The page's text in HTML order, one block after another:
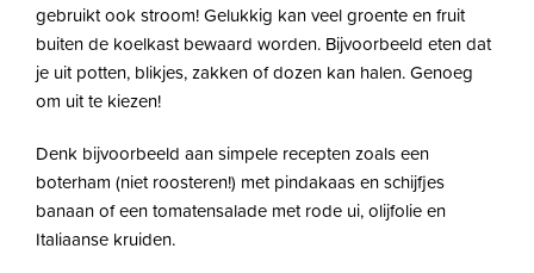
gebruikt ook stroom! Gelukkig kan veel groente en fruit
buiten de koelkast bewaard worden. Bijvoorbeeld eten dat
je uit potten, blikjes, zakken of dozen kan halen. Genoeg
om uit te kiezen!
Denk bijvoorbeeld aan simpele recepten zoals een
boterham (niet roosteren!) met pindakaas en schijfjes
banaan of een tomatensalade met rode ui, olijfolie en
Italiaanse kruiden.